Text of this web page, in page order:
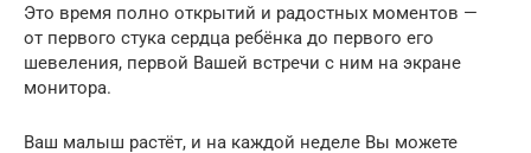
Это время полно открытий и радостных моментов —
от первого стука сердца ребёнка до первого его
шевеления, первой Вашей встречи с ним на экране
монитора.
Ваш малыш растёт, и на каждой неделе Вы можете